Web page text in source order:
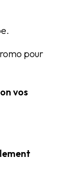
pour
vos